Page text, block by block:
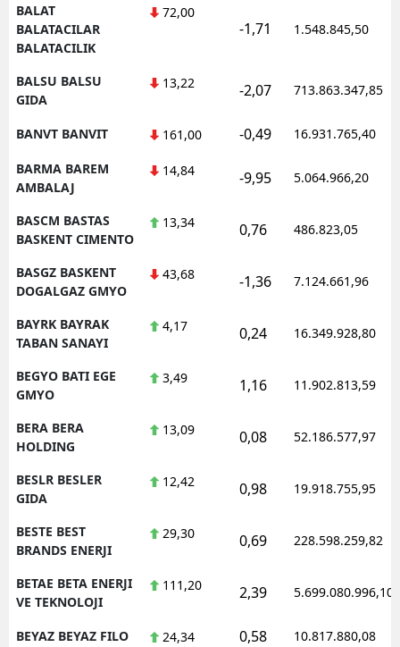
BALAT
BALATACILAR
BALATACILIK
72,00
-1,71 1.548.845,50
BALSU BALSU
GIDA
13,22 -2,07 713.863.347,85
BANVT BANVIT 161,00 -0,49 16.931.765,40
BARMA BAREM
AMBALAJ
14,84 -9,95 5.064.966,20
BASCM BASTAS
BASKENT CIMENTO
13,34 0,76 486.823,05
BASGZ BASKENT
DOGALGAZ GMYO
43,68 -1,36 7.124.661,96
BAYRK BAYRAK
TABAN SANAYI
4,17 0,24 16.349.928,80
BEGYO BATI EGE
GMYO
3,49 1,16 11.902.813,59
BERA BERA
HOLDING
13,09 0,08 52.186.577,97
BESLR BESLER
GIDA
12,42 0,98 19.918.755,95
BESTE BEST
BRANDS ENERJI
29,30 0,69 228.598.259,82
BETAE BETA ENERJI
VE TEKNOLOJI
111,20 2,39 5.699.080.996,10
BEYAZ BEYAZ FILO 24,34 0,58 10.817.880,08